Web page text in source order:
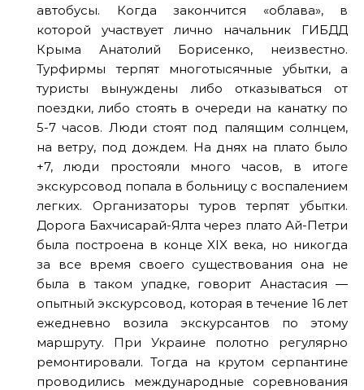
автобусы. Когда закончится «облава», в
которой участвует лично начальник ГИБДД
Крыма Анатолий Борисенко, неизвестно.
Турфирмы терпят многотысячные убытки, а
туристы вынуждены либо отказываться от
поездки, либо стоять в очереди на канатку по
5-7 часов. Люди стоят под палящим солнцем,
на ветру, под дождем. На днях на плато было
+7, люди простояли много часов, в итоге
экскурсовод попала в больницу с воспалением
легких. Организаторы туров терпят убытки.
Дорога Бахчисарай-Ялта через плато Ай-Петри
была построена в конце XIX века, но никогда
за все время своего существования она не
была в таком упадке, говорит Анастасия —
опытный экскурсовод, которая в течение 16 лет
ежедневно возила экскурсантов по этому
маршруту. При Украине полотно регулярно
ремонтировали. Тогда на крутом серпантине
проводились международные соревнования